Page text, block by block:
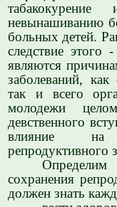
невынашиванию
больных детей.
следствие
являются
заболеваний,
так и всего
молодежи
девственного
влияние на
репродуктивного
сохранения
должен знать